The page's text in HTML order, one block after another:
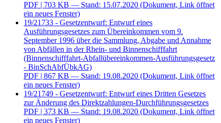
PDF | 703 KB — Stand: 15.07.2020 (Dokument, Link öffnet
ein neues Fenster)
19/21733 - Gesetzentwurf: Entwurf eines
Ausführungsgesetzes zum Übereinkommen vom 9.
September 1996 über die Sammlung, Abgabe und Annahme
von Abfällen in der Rhein- und Binnenschifffahrt
(Binnenschifffahrt-Abfallübereinkommen-Ausführungsgesetz
- BinSchAbfÜbkAG)
PDF | 867 KB — Stand: 19.08.2020 (Dokument, Link öffnet
ein neues Fenster)
19/21749 - Gesetzentwurf: Entwurf eines Dritten Gesetzes
zur Änderung des Direktzahlungen-Durchführungsgesetzes
PDF | 373 KB — Stand: 19.08.2020 (Dokument, Link öffnet
ein neues Fenster)